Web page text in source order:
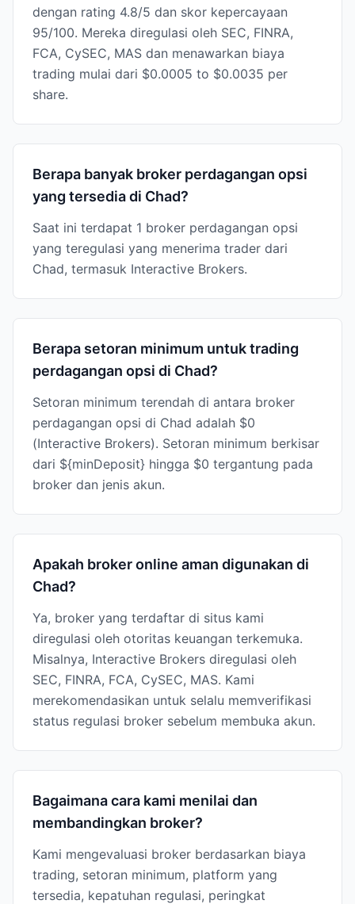
dengan rating 4.8/5 dan skor kepercayaan
95/100. Mereka diregulasi oleh SEC, FINRA,
FCA, CySEC, MAS dan menawarkan biaya
trading mulai dari $0.0005 to $0.0035 per
share.
Berapa banyak broker perdagangan opsi
yang tersedia di Chad?
Saat ini terdapat 1 broker perdagangan opsi
yang teregulasi yang menerima trader dari
Chad, termasuk Interactive Brokers.
Berapa setoran minimum untuk trading
perdagangan opsi di Chad?
Setoran minimum terendah di antara broker
perdagangan opsi di Chad adalah $0
(Interactive Brokers). Setoran minimum berkisar
dari ${minDeposit} hingga $0 tergantung pada
broker dan jenis akun.
Apakah broker online aman digunakan di
Chad?
Ya, broker yang terdaftar di situs kami
diregulasi oleh otoritas keuangan terkemuka.
Misalnya, Interactive Brokers diregulasi oleh
SEC, FINRA, FCA, CySEC, MAS. Kami
merekomendasikan untuk selalu memverifikasi
status regulasi broker sebelum membuka akun.
Bagaimana cara kami menilai dan
membandingkan broker?
Kami mengevaluasi broker berdasarkan biaya
trading, setoran minimum, platform yang
tersedia, kepatuhan regulasi, peringkat